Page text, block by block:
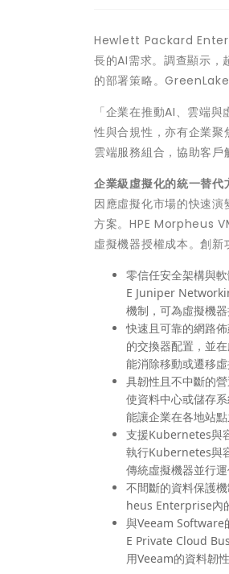
Hewlett Packard
長的AI需求。調查顯示
的部署策略。
「企業在推動AI、雲端
性與合規性，亦有企業
雲端服務組合，協助客戶
企業級虛擬化的統一替代
因應虛擬化市場的快速
方案。HPE Morpheus
虛擬機器授權成本。創新
零信任安全架構與
E Juniper
機制，可為虛擬機
快速且可靠的網路
的交換器配置，並
能消除移動或遷移虛
具韌性且不中斷的
使資料中心或儲存
能讓企業在各地站
支援Kubernetes與
執行Kubernetes與
傳統虛擬機器並行
不間斷的資料保護
heus Enterprise內
與Veeam Software
E Private Cloud
用Veeam的資料韌